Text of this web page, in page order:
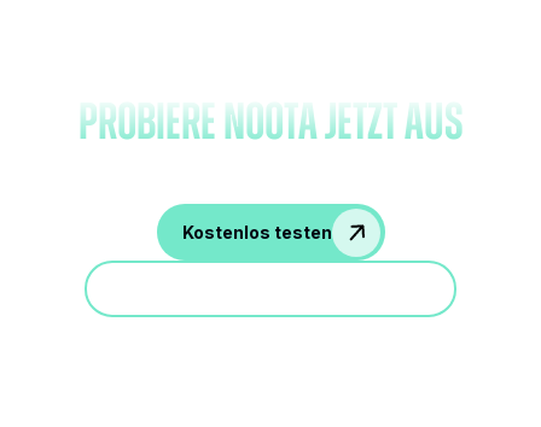
probiere Noota jetzt aus
Kostenlos testen